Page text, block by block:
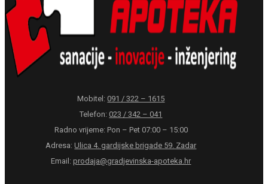
Mobitel:091 / 322 – 1615
Telefon:023 / 342 – 041
Radno vrijeme: Pon – Pet 07:00 – 15:00
Adresa:Ulica 4. gardijske brigade 59. Zadar
Email:prodaja@gradjevinska-apoteka.hr